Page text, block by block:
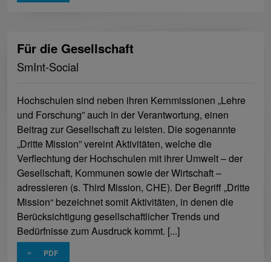
Für die Gesellschaft
SmInt-Social
Hochschulen sind neben ihren Kernmissionen „Lehre
und Forschung” auch in der Verantwortung, einen
Beitrag zur Gesellschaft zu leisten. Die sogenannte
„Dritte Mission” vereint Aktivitäten, welche die
Verflechtung der Hochschulen mit ihrer Umwelt – der
Gesellschaft, Kommunen sowie der Wirtschaft –
adressieren (s. Third Mission, CHE). Der Begriff „Dritte
Mission“ bezeichnet somit Aktivitäten, in denen die
Berücksichtigung gesellschaftlicher Trends und
Bedürfnisse zum Ausdruck kommt. [...]
»